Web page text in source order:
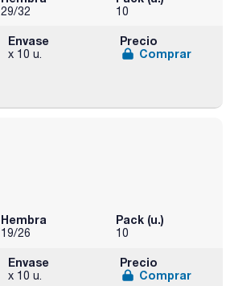
29/32 10
Envase
x 10 u.
Precio
Comprar
Hembra
19/26
Pack (u.)
10
Envase
x 10 u.
Precio
Comprar